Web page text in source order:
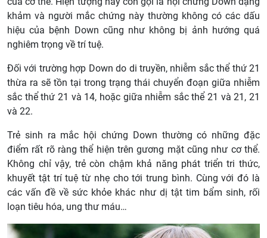
khảm và người mắc chứng này thường không có các dấu
hiệu của bệnh Down cũng như không bị ảnh hướng quá
nghiêm trọng về trí tuệ.
Đối với trường hợp Down do di truyền, nhiễm sắc thể thứ 21
thừa ra sẽ tồn tại trong trạng thái chuyển đoạn giữa nhiễm
sắc thể thứ 21 và 14, hoặc giữa nhiễm sắc thể 21 và 21, 21
và 22.
Trẻ sinh ra mắc hội chứng Down thường có những đặc
điểm rất rõ ràng thể hiện trên gương mặt cũng như cơ thể.
Không chỉ vậy, trẻ còn chậm khả năng phát triển tri thức,
khuyết tật trí tuệ từ nhẹ cho tới trung bình. Cùng với đó là
các vấn đề về sức khỏe khác như dị tật tim bẩm sinh, rối
loạn tiêu hóa, ung thư máu…